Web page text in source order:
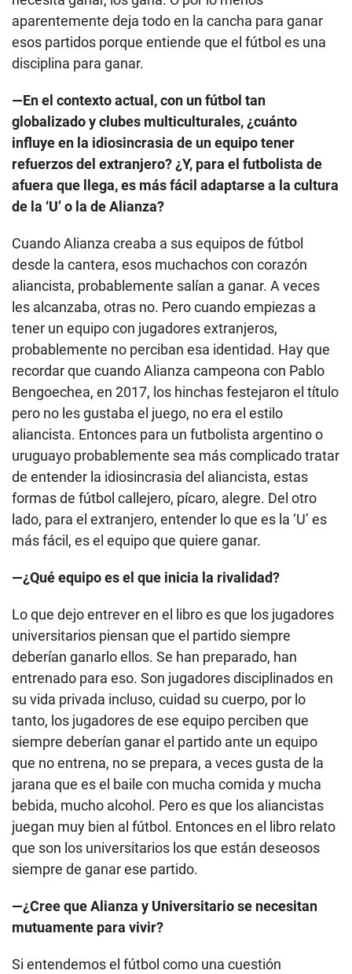
aparentemente deja todo en la cancha para ganar
esos partidos porque entiende que el fútbol es una
disciplina para ganar.
—En el contexto actual, con un fútbol tan
globalizado y clubes multiculturales, ¿cuánto
influye en la idiosincrasia de un equipo tener
refuerzos del extranjero? ¿Y, para el futbolista de
afuera que llega, es más fácil adaptarse a la cultura
de la ‘U’ o la de Alianza?
Cuando Alianza creaba a sus equipos de fútbol
desde la cantera, esos muchachos con corazón
aliancista, probablemente salían a ganar. A veces
les alcanzaba, otras no. Pero cuando empiezas a
tener un equipo con jugadores extranjeros,
probablemente no perciban esa identidad. Hay que
recordar que cuando Alianza campeona con Pablo
Bengoechea, en 2017, los hinchas festejaron el título
pero no les gustaba el juego, no era el estilo
aliancista. Entonces para un futbolista argentino o
uruguayo probablemente sea más complicado tratar
de entender la idiosincrasia del aliancista, estas
formas de fútbol callejero, pícaro, alegre. Del otro
lado, para el extranjero, entender lo que es la ‘U’ es
más fácil, es el equipo que quiere ganar.
—¿Qué equipo es el que inicia la rivalidad?
Lo que dejo entrever en el libro es que los jugadores
universitarios piensan que el partido siempre
deberían ganarlo ellos. Se han preparado, han
entrenado para eso. Son jugadores disciplinados en
su vida privada incluso, cuidad su cuerpo, por lo
tanto, los jugadores de ese equipo perciben que
siempre deberían ganar el partido ante un equipo
que no entrena, no se prepara, a veces gusta de la
jarana que es el baile con mucha comida y mucha
bebida, mucho alcohol. Pero es que los aliancistas
juegan muy bien al fútbol. Entonces en el libro relato
que son los universitarios los que están deseosos
siempre de ganar ese partido.
—¿Cree que Alianza y Universitario se necesitan
mutuamente para vivir?
Si entendemos el fútbol como una cuestión